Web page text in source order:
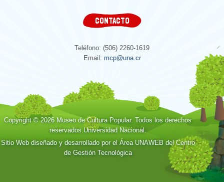
CONTACTO
Teléfono: (506) 2260-1619
Email: mcp@una.cr
Copyright © 2026 Museo de Cultura Popular. Todos los derechos
reservados.Universidad Nacional.
Sitio Web diseñado y desarrollado por el Área UNAWEB delCentro
de Gestión Tecnológica